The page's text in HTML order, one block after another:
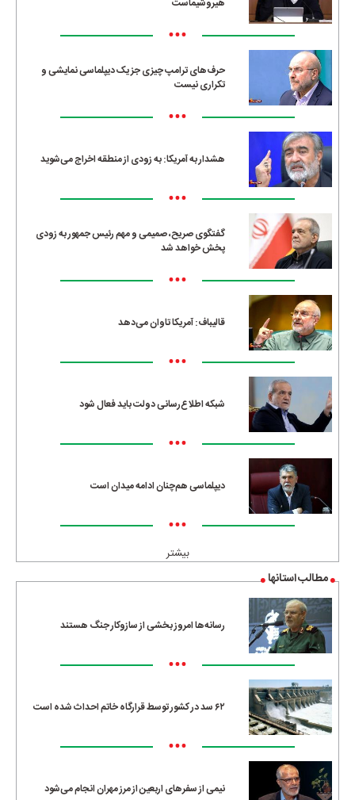
•••
حرف‌های ترامپ چیزی جز یک دیپلماسی نمایشی و
تکراری نیست
•••
هشدار به آمریکا: به زودی از منطقه اخراج می‌شوید
•••
گفتگوی صریح، صمیمی و مهم رئیس جمهور به زودی
پخش خواهد شد
•••
قالیباف: آمریکا تاوان می‌دهد
•••
شبکه اطلاع‌رسانی دولت باید فعال شود
•••
دیپلماسی هم‌چنان ادامه میدان است
•••
بیشتر
مطالب استانها
رسانه‌ها امروز بخشی از سازوکار جنگ هستند
•••
۶۲ سد در کشور توسط قرارگاه خاتم احداث شده است
•••
نیمی از سفرهای اربعین از مرز مهران انجام می‌شود